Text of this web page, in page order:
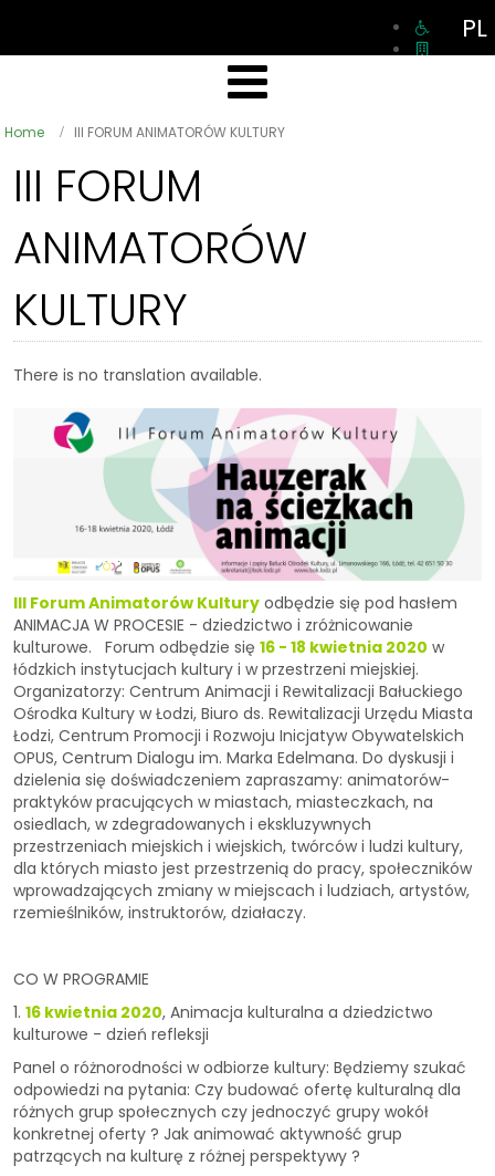
PL
Home III FORUM ANIMATORÓW KULTURY
III FORUM
ANIMATORÓW
KULTURY
There is no translation available.
III Forum Animatorów Kultury odbędzie się pod hasłem
ANIMACJA W PROCESIE - dziedzictwo i zróżnicowanie
kulturowe. Forum odbędzie się 16 - 18 kwietnia 2020 w
łódzkich instytucjach kultury i w przestrzeni miejskiej.
Organizatorzy: Centrum Animacji i Rewitalizacji Bałuckiego
Ośrodka Kultury w Łodzi, Biuro ds. Rewitalizacji Urzędu Miasta
Łodzi, Centrum Promocji i Rozwoju Inicjatyw Obywatelskich
OPUS, Centrum Dialogu im. Marka Edelmana. Do dyskusji i
dzielenia się doświadczeniem zapraszamy: animatorów-
praktyków pracujących w miastach, miasteczkach, na
osiedlach, w zdegradowanych i ekskluzywnych
przestrzeniach miejskich i wiejskich, twórców i ludzi kultury,
dla których miasto jest przestrzenią do pracy, społeczników
wprowadzających zmiany w miejscach i ludziach, artystów,
rzemieślników, instruktorów, działaczy.
CO W PROGRAMIE
1. 16 kwietnia 2020, Animacja kulturalna a dziedzictwo
kulturowe - dzień refleksji
Panel o różnorodności w odbiorze kultury: Będziemy szukać
odpowiedzi na pytania: Czy budować ofertę kulturalną dla
różnych grup społecznych czy jednoczyć grupy wokół
konkretnej oferty ? Jak animować aktywność grup
patrzących na kulturę z różnej perspektywy ?